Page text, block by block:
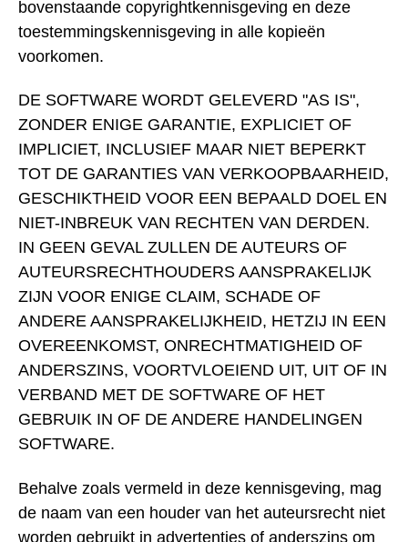
bovenstaande copyrightkennisgeving en deze
toestemmingskennisgeving in alle kopieën
voorkomen.
DE SOFTWARE WORDT GELEVERD "AS IS",
ZONDER ENIGE GARANTIE, EXPLICIET OF
IMPLICIET, INCLUSIEF MAAR NIET BEPERKT
TOT DE GARANTIES VAN VERKOOPBAARHEID,
GESCHIKTHEID VOOR EEN BEPAALD DOEL EN
NIET-INBREUK VAN RECHTEN VAN DERDEN.
IN GEEN GEVAL ZULLEN DE AUTEURS OF
AUTEURSRECHTHOUDERS AANSPRAKELIJK
ZIJN VOOR ENIGE CLAIM, SCHADE OF
ANDERE AANSPRAKELIJKHEID, HETZIJ IN EEN
OVEREENKOMST, ONRECHTMATIGHEID OF
ANDERSZINS, VOORTVLOEIEND UIT, UIT OF IN
VERBAND MET DE SOFTWARE OF HET
GEBRUIK IN OF DE ANDERE HANDELINGEN
SOFTWARE.
Behalve zoals vermeld in deze kennisgeving, mag
de naam van een houder van het auteursrecht niet
worden gebruikt in advertenties of anderszins om